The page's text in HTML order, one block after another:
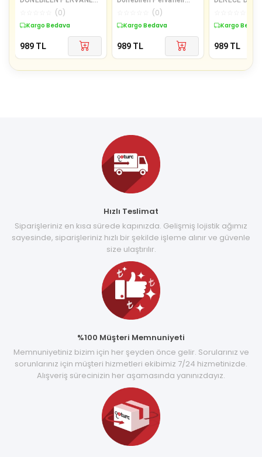
TURBO TAZYİKLİ DUŞ
(0)
Kargo Bedava
989 TL
Turbo Tazyikli Duş
(0)
Kargo Bedava
989 TL
Kargo
989 TL
Hızlı Teslimat
Siparişleriniz en kısa sürede kapınızda. Gelişmiş lojistik ağımız
sayesinde, siparişleriniz hızlı bir şekilde işleme alınır ve güvenle
size ulaştırılır.
%100 Müşteri Memnuniyeti
Memnuniyetiniz bizim için her şeyden önce gelir. Sorularınız ve
sorunlarınız için müşteri hizmetleri ekibimiz 7/24 hizmetinizde.
Alışveriş sürecinizin her aşamasında yanınızdayız.